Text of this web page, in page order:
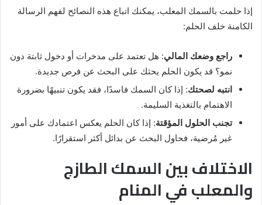
إذا حلمت بالسمك المعلب، يمكنك اتباع هذه النصائح لفهم الرسالة
الكامنة خلف الحلم:
راجع وضعك المالي: هل تعتمد على مدخرات أو دخول ثابتة دون
نمو؟ قد يكون الحلم يحثك على البحث عن فرص جديدة.
انتبه لصحتك: إذا كان السمك فاسدًا، فقد يكون تنبيهًا بضرورة
الاهتمام بالتغذية السليمة.
تجنب الحلول المؤقتة: إذا كان الحلم يعكس اعتمادك على أمور
غير مُرضية، فحاول البحث عن بدائل أكثر استقرارًا.
الاختلاف بين السمك الطازج
والمعلب في المنام